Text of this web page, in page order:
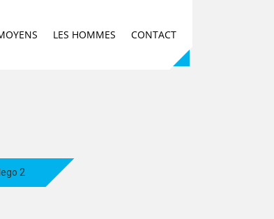
LES HOMMES CONTACT
2